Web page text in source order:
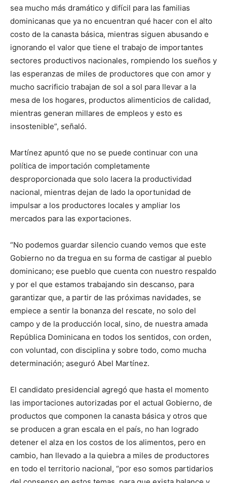
sea mucho más dramático y difícil para las familias
dominicanas que ya no encuentran qué hacer con el alto
costo de la canasta básica, mientras siguen abusando e
ignorando el valor que tiene el trabajo de importantes
sectores productivos nacionales, rompiendo los sueños y
las esperanzas de miles de productores que con amor y
mucho sacrificio trabajan de sol a sol para llevar a la
mesa de los hogares, productos alimenticios de calidad,
mientras generan millares de empleos y esto es
insostenible”, señaló.
Martínez apuntó que no se puede continuar con una
política de importación completamente
desproporcionada que solo lacera la productividad
nacional, mientras dejan de lado la oportunidad de
impulsar a los productores locales y ampliar los
mercados para las exportaciones.
“No podemos guardar silencio cuando vemos que este
Gobierno no da tregua en su forma de castigar al pueblo
dominicano; ese pueblo que cuenta con nuestro respaldo
y por el que estamos trabajando sin descanso, para
garantizar que, a partir de las próximas navidades, se
empiece a sentir la bonanza del rescate, no solo del
campo y de la producción local, sino, de nuestra amada
República Dominicana en todos los sentidos, con orden,
con voluntad, con disciplina y sobre todo, como mucha
determinación; aseguró Abel Martínez.
El candidato presidencial agregó que hasta el momento
las importaciones autorizadas por el actual Gobierno, de
productos que componen la canasta básica y otros que
se producen a gran escala en el país, no han logrado
detener el alza en los costos de los alimentos, pero en
cambio, han llevado a la quiebra a miles de productores
en todo el territorio nacional, “por eso somos partidarios